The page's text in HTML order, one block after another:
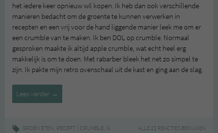
het iedere keer opnieuw wil kopen. Ik heb dan ook verschillende
manieren bedacht om de groente te kunnen verwerken in
recepten en een vrij voor de hand liggende manier leek me om er
een crumble van te maken. Ik ben DOL op crumble. Normaal
gesproken maakte ik altijd apple crumble, wat echt heel erg
makkelijk is om te doen. Met rabarber bleek het net zo simpel te
zijn. Ik pakte mijn retro ovenschaal uit de kast en ging aan de slag.
Lees verder Groen
in
seizoen:
→
GROEN ETEN, RECEPT CRUMBLE, GROEN IN HET SEIZOEN ,RABARBER,RECEPT
ALLE 21 REACTIES BEKIJKEN